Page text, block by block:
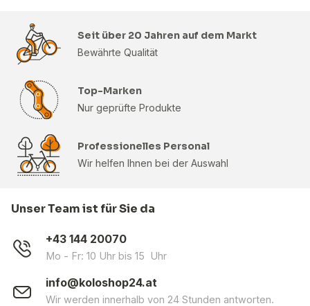
Seit über 20 Jahren auf dem Markt
Bewährte Qualität
Top-Marken
Nur geprüfte Produkte
Professionelles Personal
Wir helfen Ihnen bei der Auswahl
Unser Team ist für Sie da
+43 144 20070
Mo - Fr: 10 Uhr bis 15 Uhr
info@koloshop24.at
Wir werden innerhalb von 24 Stunden antworten.